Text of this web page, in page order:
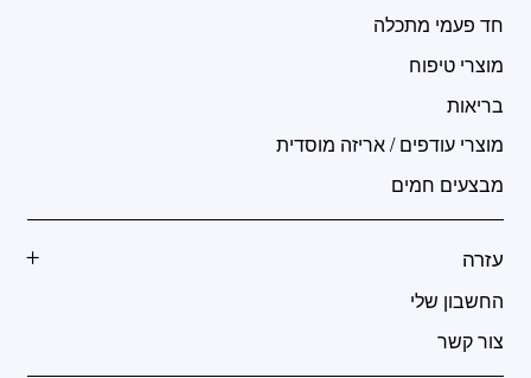
חד פעמי מתכלה
מוצרי טיפוח
בריאות
מוצרי עודפים / אריזה מוסדית
מבצעים חמים
עזרה
החשבון שלי
צור קשר